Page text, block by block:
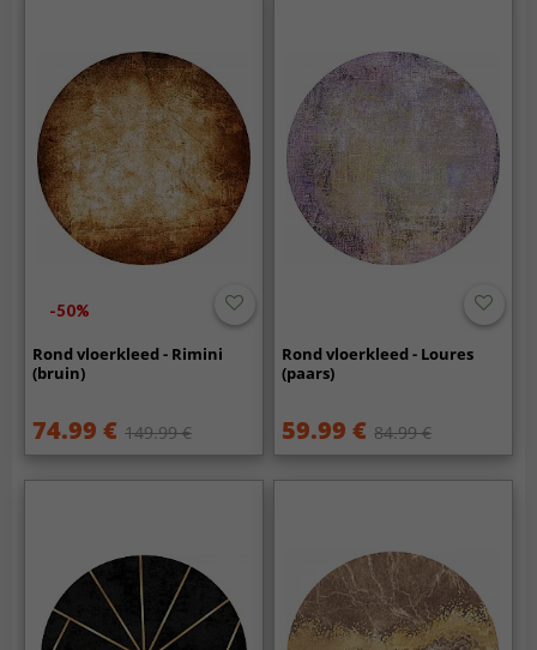
-50%
Rond vloerkleed - Rimini
(bruin)
74.99 € 149.99 €
Rond vloerkleed - Loures
(paars)
59.99 € 84.99 €